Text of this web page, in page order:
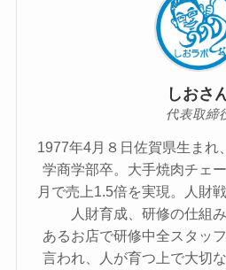
しおさ
代表取締
1977年4月８日佐賀県生まれ
学商学部卒。大手焼肉チェ
月で売上1.5倍を実現。人財
人財育成、研修の仕組
あるお店で研修中全スタッ
言われ、人が育つ上で大切